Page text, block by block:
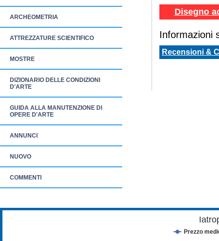
ARCHEOMETRIA
ATTREZZATURE SCIENTIFICO
MOSTRE
DIZIONARIO DELLE CONDIZIONI
D'ARTE
GUIDA ALLA MANUTENZIONE DI
OPERE D'ARTE
ANNUNCI
NUOVO
COMMENTI
Disegno
Informazioni
Recensioni &
Prezzo